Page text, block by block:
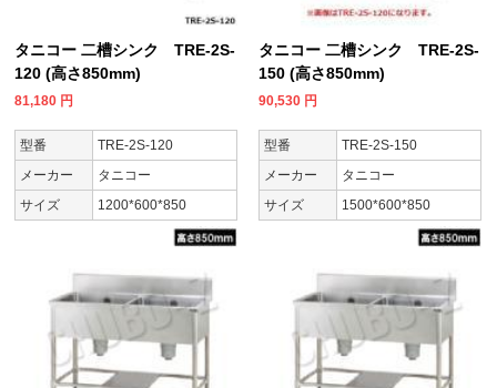
タニコー 二槽シンク TRE-2S-
120 (高さ850mm)
81,180 円
型番
TRE-2S-120
メーカー
タニコー
サイズ
1200*600*850
タニコー 二槽シンク TRE-2S-
150 (高さ850mm)
90,530 円
型番
TRE-2S-150
メーカー
タニコー
サイズ
1500*600*850